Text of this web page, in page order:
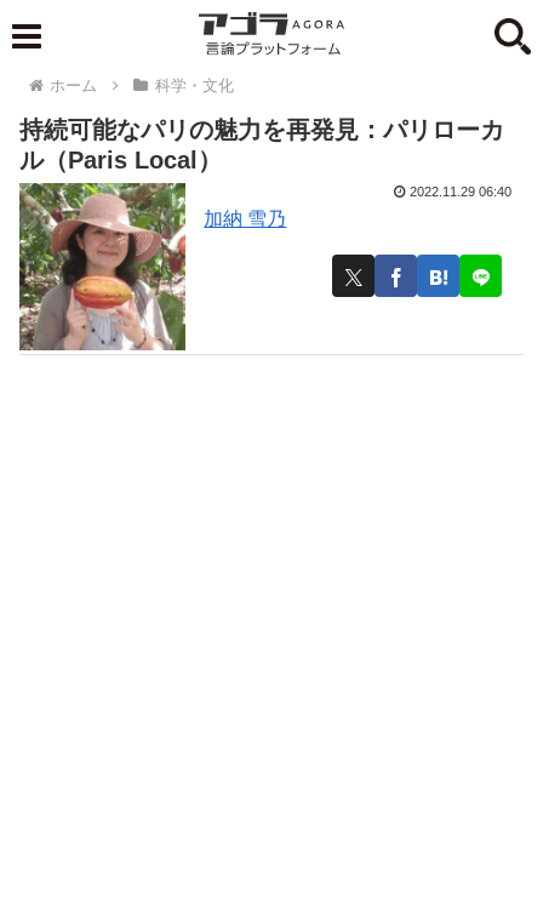
ホーム 科学・文化
持続可能なパリの魅力を再発見：パリローカ
ル（Paris Local）
加納 雪乃
2022.11.29 06:40